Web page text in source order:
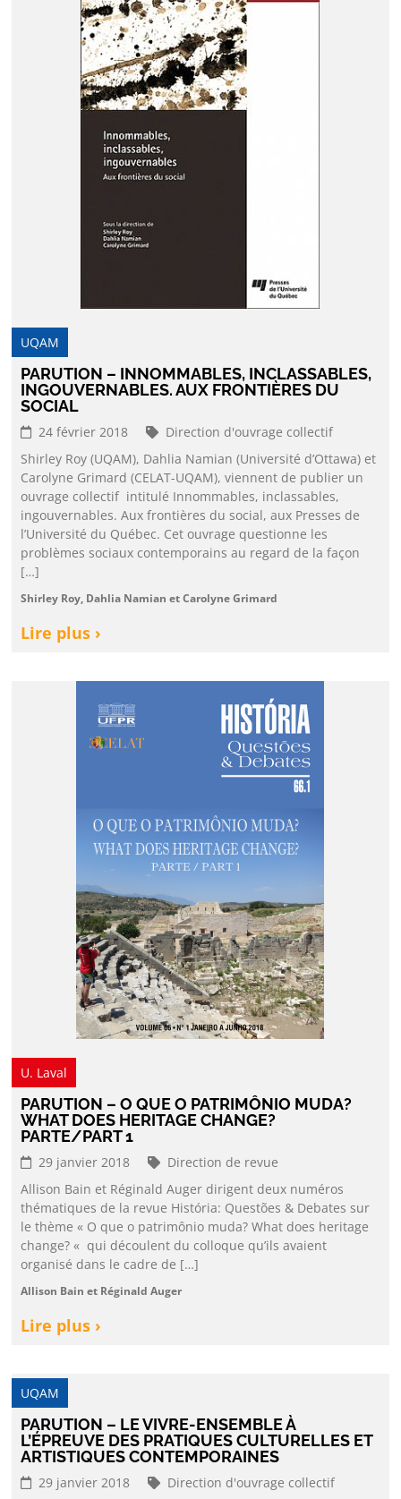
UQAM
PARUTION – INNOMMABLES, INCLASSABLES,
INGOUVERNABLES. AUX FRONTIÈRES DU
SOCIAL
24 février 2018
Direction d'ouvrage collectif
Shirley Roy (UQAM), Dahlia Namian (Université d’Ottawa) et
Carolyne Grimard (CELAT-UQAM), viennent de publier un
ouvrage collectif intitulé Innommables, inclassables,
ingouvernables. Aux frontières du social, aux Presses de
l’Université du Québec. Cet ouvrage questionne les
problèmes sociaux contemporains au regard de la façon
[…]
Shirley Roy, Dahlia Namian et Carolyne Grimard
Lire plus ›
U. Laval
PARUTION – O QUE O PATRIMÔNIO MUDA?
WHAT DOES HERITAGE CHANGE?
PARTE/PART 1
29 janvier 2018
Direction de revue
Allison Bain et Réginald Auger dirigent deux numéros
thématiques de la revue História: Questões & Debates sur
le thème « O que o patrimônio muda? What does heritage
change? « qui découlent du colloque qu’ils avaient
organisé dans le cadre de […]
Allison Bain et Réginald Auger
Lire plus ›
UQAM
PARUTION – LE VIVRE-ENSEMBLE À
L’ÉPREUVE DES PRATIQUES CULTURELLES ET
ARTISTIQUES CONTEMPORAINES
29 janvier 2018
Direction d'ouvrage collectif